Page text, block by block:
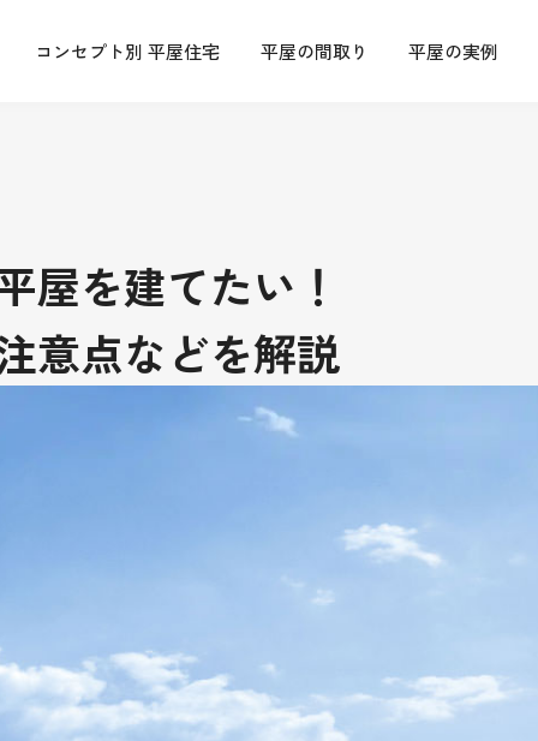
コンセプト別 平屋住宅 平屋の間取り 平屋の実例
屋を建てたい！
意点などを解説